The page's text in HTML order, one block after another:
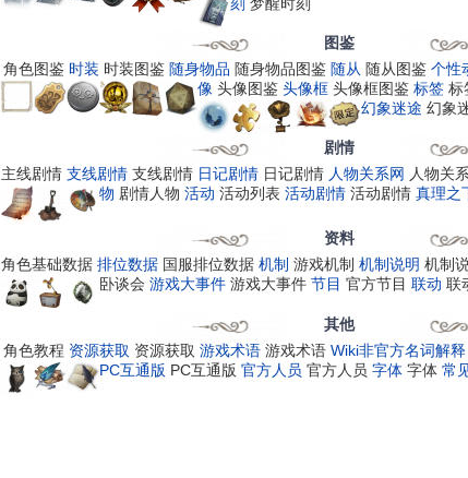
刻 梦醒时刻
图鉴
角色图鉴 时装 时装图鉴 随身物品 随身物品图鉴 随从 随从图鉴 个性
像 头像图鉴 头像框 头像框图鉴 标签 标
幻象迷途 幻象
剧情
主线剧情 支线剧情 支线剧情 日记剧情 日记剧情 人物关系网 人物关
物 剧情人物 活动 活动列表 活动剧情 活动剧情 真理之
资料
角色基础数据 排位数据 国服排位数据 机制 游戏机制 机制说明 机制
卧谈会 游戏大事件 游戏大事件 节目 官方节目 联动 联
其他
角色教程 资源获取 资源获取 游戏术语 游戏术语 Wiki非官方名词解释
PC互通版 PC互通版 官方人员 官方人员 字体 字体 常